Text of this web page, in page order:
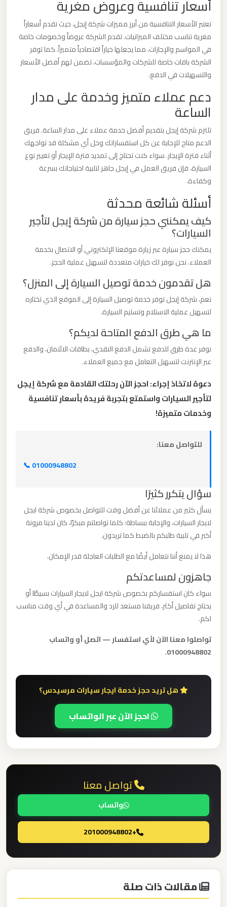
أسعار تنافسية وعروض مغرية
تعتبر الأسعار التنافسية من أبرز مميزات شركة إيجل، حيث تقدم أسعاراً
مغرية تناسب مختلف الميزانيات. تقدم الشركة عروضاً وخصومات خاصة
في المواسم والإجازات، مما يجعلها خياراً اقتصادياً متميزاً. كما توفر
الشركة باقات خاصة للشركات والمؤسسات، تضمن لهم أفضل الأسعار
والتسهيلات في الدفع.
دعم عملاء متميز وخدمة على مدار
الساعة
تلتزم شركة إيجل بتقديم أفضل خدمة عملاء على مدار الساعة. فريق
الدعم متاح للإجابة عن كل استفساراتك وحل أي مشكلة قد تواجهك
أثناء فترة الإيجار. سواء كنت تحتاج إلى تمديد فترة الإيجار أو تغيير نوع
السيارة، فإن فريق العمل في إيجل جاهز لتلبية احتياجاتك بسرعة
وكفاءة.
أسئلة شائعة محدثة
كيف يمكنني حجز سيارة من شركة إيجل لتأجير
السيارات؟
يمكنك حجز سيارة عبر زيارة موقعنا الإلكتروني أو الاتصال بخدمة
العملاء. نحن نوفر لك خيارات متعددة لتسهيل عملية الحجز.
هل تقدمون خدمة توصيل السيارة إلى المنزل؟
نعم، شركة إيجل توفر خدمة توصيل السيارة إلى الموقع الذي تختاره
لتسهيل عملية الاستلام وتسليم السيارة.
ما هي طرق الدفع المتاحة لديكم؟
نوفر عدة طرق للدفع تشمل الدفع النقدي، بطاقات الائتمان، والدفع
عبر الإنترنت لتسهيل التعامل مع جميع العملاء.
دعوة لاتخاذ إجراء: احجز الآن رحلتك القادمة مع شركة إيجل
لتأجير السيارات واستمتع بتجربة فريدة بأسعار تنافسية
وخدمات متميزة!
للتواصل معنا:
📞 01000948802
سؤال يتكرر كثيرًا
يسأل كثير من عملائنا عن أفضل وقت للتواصل بخصوص شركة ايجل
لايجار السيارات، والإجابة ببساطة: كلما تواصلتم مبكرًا، كان لدينا مرونة
أكبر في تلبية طلبكم بالضبط كما تريدون.
هذا لا يمنع أننا نتعامل أيضًا مع الطلبات العاجلة قدر الإمكان.
جاهزون لمساعدتكم
سواء كان استفساركم بخصوص شركة ايجل لايجار السيارات بسيطًا أو
يحتاج تفاصيل أكثر، فريقنا مستعد للرد والمساعدة في أي وقت مناسب
لكم.
تواصلوا معنا الآن لأي استفسار — اتصل أو واتساب
01000948802.
هل تريد حجز خدمة ايجار سيارات مرسيدس؟
احجز الآن عبر الواتساب
تواصل معنا
واتساب
+201000948802
مقالات ذات صلة
الدولي
ليموزين
مطار
العرب
الاسكندرية
ليموزين
مطار
العرب
اسكندرية
ليموزين
مطار
العرب
ليموزين
مطار
القاهرة
اسكندرية
ليموزين
مطار
القاهرة
الدولي
ليموزين
الساخن
ليموزين
مطار
القاهرة
أسعار
ليموزين
مطار
القاهرة
ليموزين
الغردقة
العلمين
الجديدة
العلمين
ليموزين
مطار
العالمين
ليموزين